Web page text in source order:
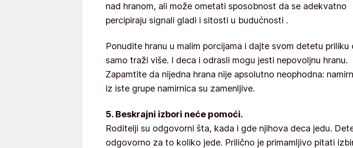
nad hranom, ali može ometati sposobnost da se adekvatno
percipiraju signali gladi i sitosti u budućnosti .
Ponudite hranu u malim porcijama i dajte svom detetu priliku
samo traži više. I deca i odrasli mogu jesti nepovoljnu hranu.
Zapamtite da nijedna hrana nije apsolutno neophodna:
iz iste grupe namirnica su zamenljive.
5. Beskrajni izbori neće pomoći.
Roditelji su odgovorni šta, kada i gde njihova deca jedu.
odgovorno za to koliko jede. Prilično je primamljivo pitati